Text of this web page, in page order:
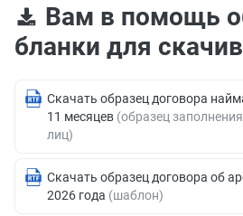
Вам в помощь
бланки для
Скачать образец договора
11 месяцев (образец
лиц)
Скачать образец договора об
2026 года (шаблон)